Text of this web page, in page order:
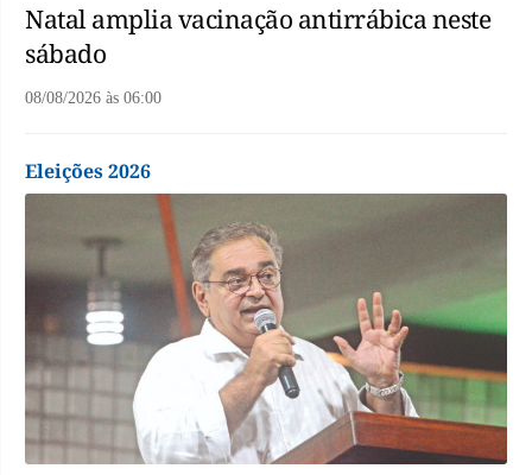
Natal amplia vacinação antirrábica neste
sábado
08/08/2026 às 06:00
Eleições 2026